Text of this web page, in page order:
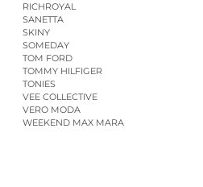
RICHROYAL
SANETTA
SKINY
SOMEDAY
TOM FORD
TOMMY HILFIGER
TONIES
VEE COLLECTIVE
VERO MODA
WEEKEND MAX MARA